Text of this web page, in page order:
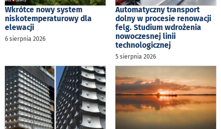
Wkrótce nowy system
niskotemperaturowy dla
elewacji
6 sierpnia 2026
Automatyczny transport
dolny w procesie renowacji
felg. Studium wdrożenia
nowoczesnej linii
technologicznej
5 sierpnia 2026